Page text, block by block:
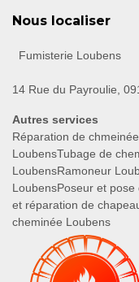
Nous localiser
Fumisterie Loubens
14 Rue du Payroulie,
Autres services
Réparation de
LoubensTubage de
LoubensRamoneur
LoubensPoseur et
et réparation de
cheminée Loubens